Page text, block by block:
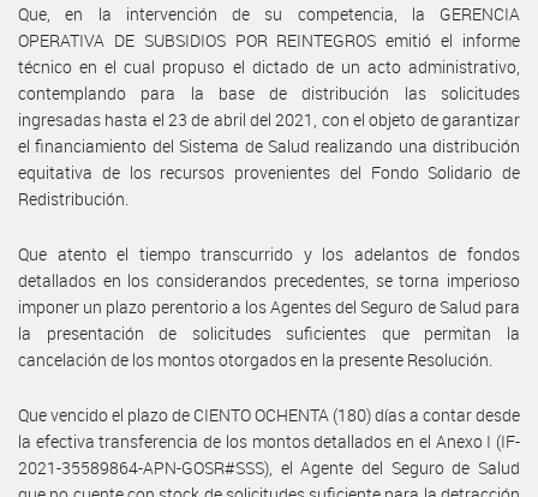
Que, en la intervención de su competencia, la GERENCIA
OPERATIVA DE SUBSIDIOS POR REINTEGROS emitió el informe
técnico en el cual propuso el dictado de un acto administrativo,
contemplando para la base de distribución las solicitudes
ingresadas hasta el 23 de abril del 2021, con el objeto de garantizar
el financiamiento del Sistema de Salud realizando una distribución
equitativa de los recursos provenientes del Fondo Solidario de
Redistribución.
Que atento el tiempo transcurrido y los adelantos de fondos
detallados en los considerandos precedentes, se torna imperioso
imponer un plazo perentorio a los Agentes del Seguro de Salud para
la presentación de solicitudes suficientes que permitan la
cancelación de los montos otorgados en la presente Resolución.
Que vencido el plazo de CIENTO OCHENTA (180) días a contar desde
la efectiva transferencia de los montos detallados en el Anexo I (IF-
2021-35589864-APN-GOSR#SSS), el Agente del Seguro de Salud